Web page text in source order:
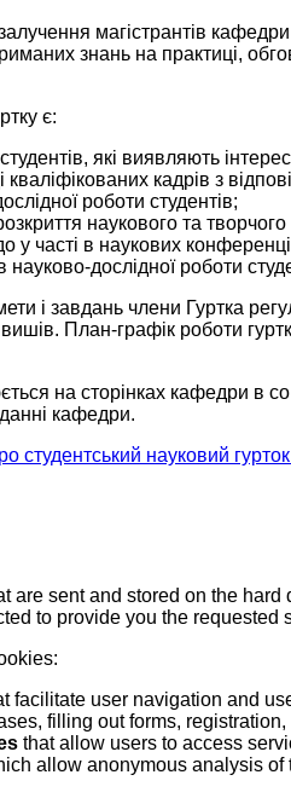
магістрантів
знань на практиці,
є:
які виявляють
кадрів з
роботи студентів;
наукового та
у часті в наукових
науково-дослідної роботи
і завдань члени Гуртка
План-графік роботи
на сторінках кафедри в
кафедри.
студентський науковий
are sent and stored on the
to provide you the
facilitate user navigation and
filling out forms,
that allow users to access
allow anonymous analysis